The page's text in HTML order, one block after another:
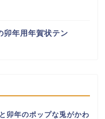
卯年用年賀状テン
卯年のポップな兎がかわ